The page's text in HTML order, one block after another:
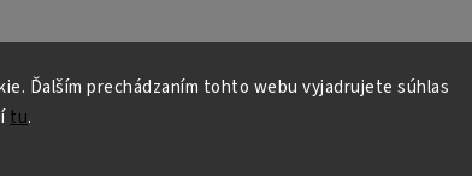
Ďalším prechádzaním tohto webu vyjadrujete súhlas
tu.